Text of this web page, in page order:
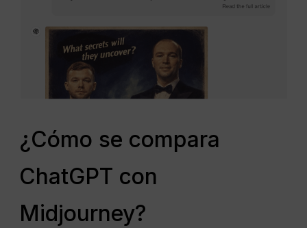
¿Cómo se compara
ChatGPT con
Midjourney?